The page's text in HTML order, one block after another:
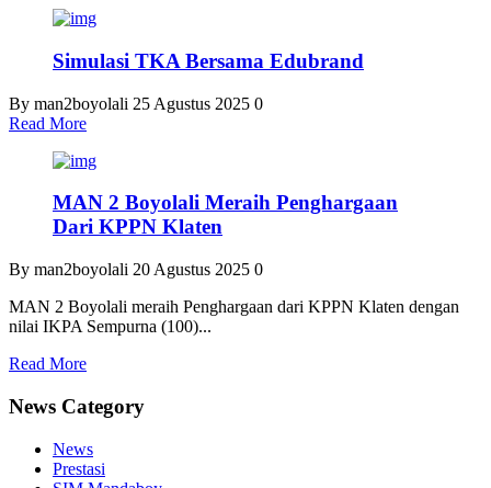
Simulasi TKA Bersama Edubrand
By man2boyolali 25 Agustus 2025 0
Read More
MAN 2 Boyolali Meraih Penghargaan
Dari KPPN Klaten
By man2boyolali 20 Agustus 2025 0
MAN 2 Boyolali meraih Penghargaan dari KPPN Klaten dengan
nilai IKPA Sempurna (100)...
Read More
News Category
News
Prestasi